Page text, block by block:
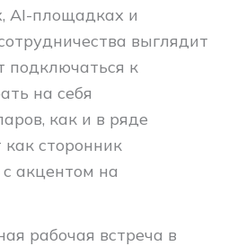
AI-площадках и
выглядит
подключаться к
на себя
как и в ряде
сторонник
акцентом на
рабочая встреча в